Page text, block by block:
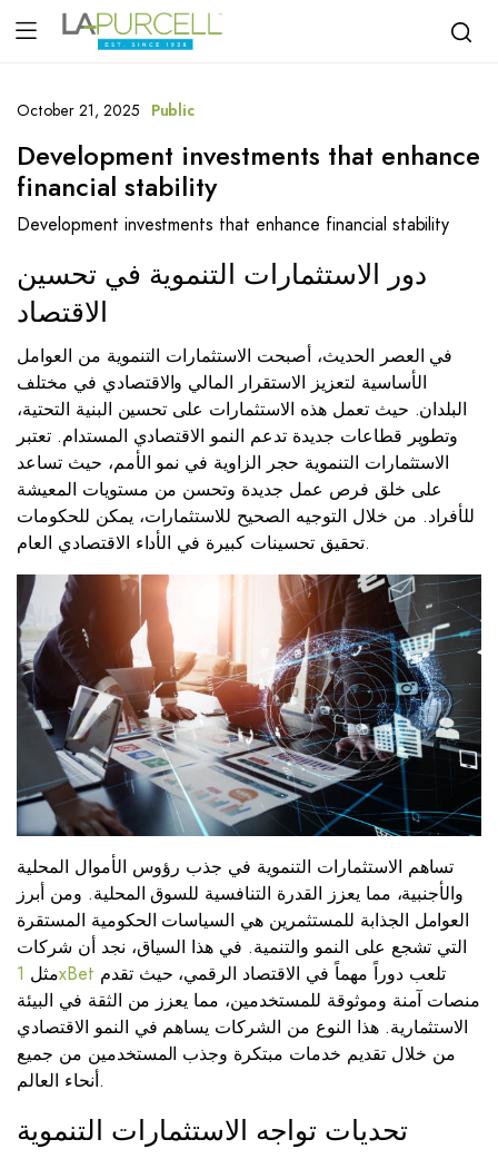
October 21, 2025 Public
Development investments that enhance
financial stability
Development investments that enhance financial stability
دور الاستثمارات التنموية في تحسين
الاقتصاد
في العصر الحديث، أصبحت الاستثمارات التنموية من العوامل
الأساسية لتعزيز الاستقرار المالي والاقتصادي في مختلف
البلدان. حيث تعمل هذه الاستثمارات على تحسين البنية التحتية،
وتطوير قطاعات جديدة تدعم النمو الاقتصادي المستدام. تعتبر
الاستثمارات التنموية حجر الزاوية في نمو الأمم، حيث تساعد
على خلق فرص عمل جديدة وتحسن من مستويات المعيشة
للأفراد. من خلال التوجيه الصحيح للاستثمارات، يمكن للحكومات
تحقيق تحسينات كبيرة في الأداء الاقتصادي العام.
تساهم الاستثمارات التنموية في جذب رؤوس الأموال المحلية
والأجنبية، مما يعزز القدرة التنافسية للسوق المحلية. ومن أبرز
العوامل الجذابة للمستثمرين هي السياسات الحكومية المستقرة
التي تشجع على النمو والتنمية. في هذا السياق، نجد أن شركات
مثل1xBet
منصات آمنة وموثوقة للمستخدمين، مما يعزز من الثقة في البيئة
الاستثمارية. هذا النوع من الشركات يساهم في النمو الاقتصادي
من خلال تقديم خدمات مبتكرة وجذب المستخدمين من جميع
أنحاء العالم.
تحديات تواجه الاستثمارات التنموية